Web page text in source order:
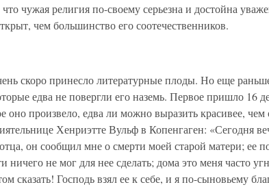
чужая религия по-своему серьезна и достойна
чем большинство его соотечественников.
скоро принесло литературные плоды. Но еще
едва не повергли его наземь. Первое пришло 16
оно произвело, едва ли можно выразить красивее, чем
Хенриэтте Вульф в Копенгаген: «Сегодня
он сообщил мне о смерти моей старой матери; ее
ничего не мог для нее сделать; дома это меня часто
сказать! Господь взял ее к себе, и я по-сыновьему